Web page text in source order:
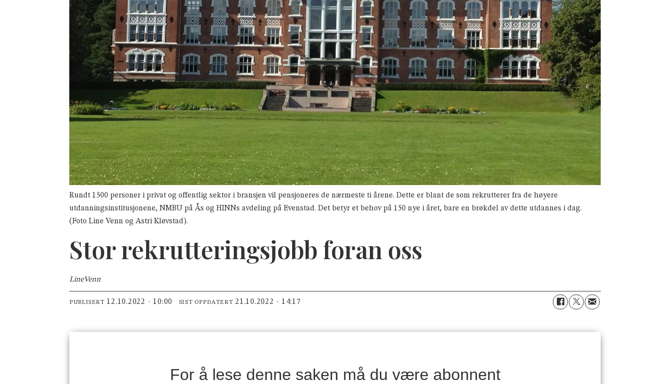
Rundt 1500 personer i privat og offentlig sektor i bransjen vil pensjoneres de nærmeste ti årene. Dette er blant de som rekrutterer fra de høyere
utdanningsinstitusjonene, NMBU på Ås og HINNs avdeling på Evenstad. Det betyr et behov på 150 nye i året, bare en brøkdel av dette utdannes i dag.
(Foto Line Venn og Astri Kløvstad).
Stor rekrutteringsjobb foran oss
LineVenn
PUBLISERT 12.10.2022 - 10:00 SIST OPPDATERT 21.10.2022 - 14:17
For å lese denne saken må du være abonnent